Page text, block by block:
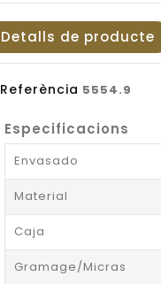
Detalls de producte
Referència 5554.9
Especificacions
Envasado
Material
Caja
Gramage/Micras